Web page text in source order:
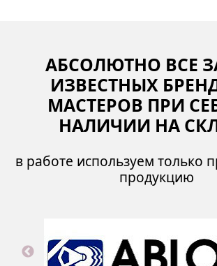
АБСОЛЮТНО ВСЕ
ИЗВЕСТНЫХ
МАСТЕРОВ ПРИ
НАЛИЧИИ НА
в работе используем только
продукцию